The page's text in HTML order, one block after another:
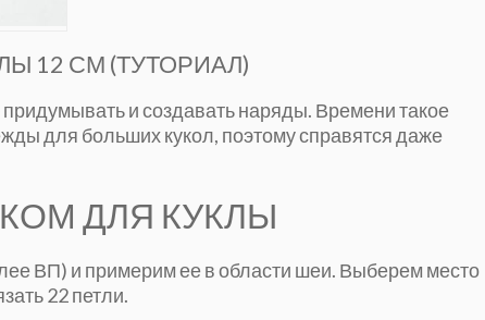
12 СМ (ТУТОРИАЛ)
и создавать наряды. Времени такое
для больших кукол, поэтому справятся даже
ДЛЯ КУКЛЫ
ВП) и примерим ее в области шеи. Выберем место
22 петли.